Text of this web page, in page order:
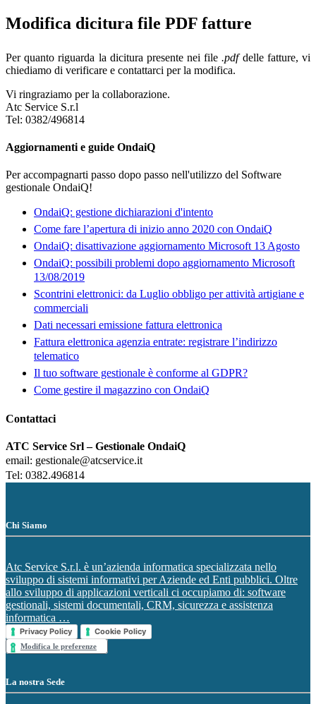
Modifica dicitura file PDF fatture
Per quanto riguarda la dicitura presente nei file.pdfdelle fatture, vi
chiediamo di verificare e contattarci per la modifica.
Vi ringraziamo per la collaborazione.
Atc Service S.r.l
Tel: 0382/496814
Aggiornamenti e guide OndaiQ
Per accompagnarti passo dopo passo nell'utilizzo del Software
gestionale OndaiQ!
OndaiQ: gestione dichiarazioni d'intento
Come fare l’apertura di inizio anno 2020 con OndaiQ
OndaiQ: disattivazione aggiornamento Microsoft 13 Agosto
OndaiQ: possibili problemi dopo aggiornamento Microsoft
13/08/2019
Scontrini elettronici: da Luglio obbligo per attività artigiane e
commerciali
Dati necessari emissione fattura elettronica
Fattura elettronica agenzia entrate: registrare l’indirizzo
telematico
Il tuo software gestionale è conforme al GDPR?
Come gestire il magazzino con OndaiQ
Contattaci
ATC Service Srl – Gestionale OndaiQ
email: gestionale@atcservice.it
Tel: 0382.496814
Chi Siamo
Atc Service S.r.l. è un’azienda informatica specializzata nello
sviluppo di sistemi informativi per Aziende ed Enti pubblici. Oltre
allo sviluppo di applicazioni verticali ci occupiamo di: software
gestionali, sistemi documentali, CRM, sicurezza e assistenza
informatica …
Privacy Policy Cookie Policy
Modifica le preferenze
La nostra Sede